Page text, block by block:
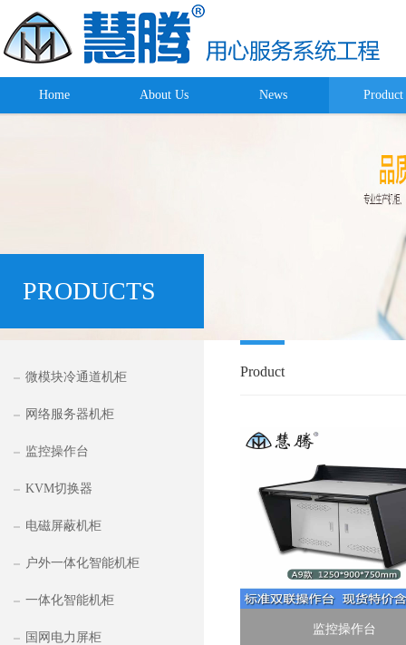
Home About Us News Product
PRODUCTS
微模块冷通道机柜
网络服务器机柜
监控操作台
KVM切换器
电磁屏蔽机柜
户外一体化智能机柜
一体化智能机柜
国网电力屏柜
Product
监控操作台